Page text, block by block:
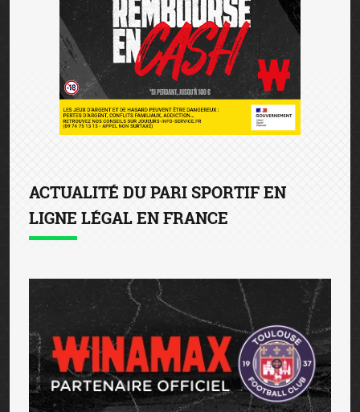
ACTUALITÉ DU PARI SPORTIF EN
LIGNE LÉGAL EN FRANCE